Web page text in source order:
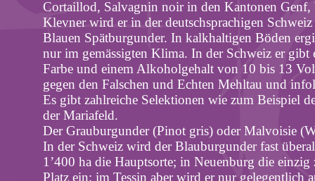
Cortaillod, Salvagnin noirin den Kantonen Genf,
Klevnerwird er in der deutschsprachigen
Blauen Spätburgunder.In kalkhaltigen Böden
nur im gemässigten Klima. In der Schweiz er
Farbe und einem Alkoholgehalt von 10 bis 13
gegen den Falschen und Echten Mehltau und
Es gibt zahlreiche Selektionen wie zum Beispiel
derMariafeld.
Der Grauburgunder (Pinot gris) oderMalvoisie
In der Schweiz wird der Blauburgunder fast
1’400 ha die Hauptsorte; in Neuenburg die
Platz ein; im Tessin aber wird er nur gelegentlich